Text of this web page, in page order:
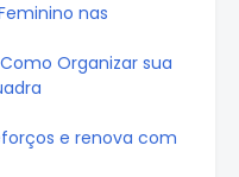
nas
Organizar sua
e renova com